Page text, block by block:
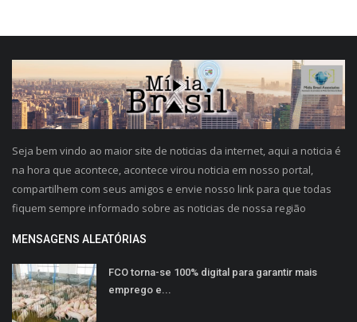
Seja bem vindo ao maior site de noticias da internet, aqui a noticia é
na hora que acontece, acontece virou noticia em nosso portal,
compartilhem com seus amigos e envie nosso link para que todas
fiquem sempre informado sobre as noticias de nossa região
MENSAGENS ALEATÓRIAS
FCO torna-se 100% digital para garantir mais
emprego e...